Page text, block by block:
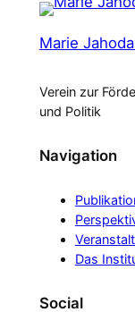
Marie
Verein zur
und Politik
Navigation
Das
Social